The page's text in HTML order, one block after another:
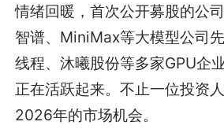
情绪回暖，首次公开募股的公
智谱、MiniMax等大模型公司
线程、沐曦股份等多家GPU企
正在活跃起来。不止一位投资
2026年的市场机会。